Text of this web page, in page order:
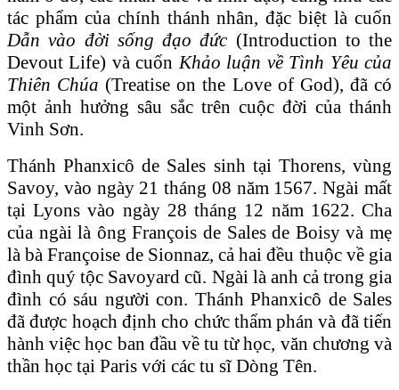
tác phẩm của chính thánh nhân, đặc biệt là cuốn
Dẫn vào đời sống đạo đức (Introduction to the
Devout Life) và cuốnKhảo luận về Tình Yêu của
Thiên Chúa (Treatise on the Love of God), đã có
một ảnh hưởng sâu sắc trên cuộc đời của thánh
Vinh Sơn.
Thánh Phanxicô de Sales sinh tại Thorens, vùng
Savoy, vào ngày 21 tháng 08 năm 1567. Ngài mất
tại Lyons vào ngày 28 tháng 12 năm 1622. Cha
của ngài là ông François de Sales de Boisy và mẹ
là bà Françoise de Sionnaz, cả hai đều thuộc về gia
đình quý tộc Savoyard cũ. Ngài là anh cả trong gia
đình có sáu người con. Thánh Phanxicô de Sales
đã được hoạch định cho chức thẩm phán và đã tiến
hành việc học ban đầu về tu từ học, văn chương và
thần học tại Paris với các tu sĩ Dòng Tên.